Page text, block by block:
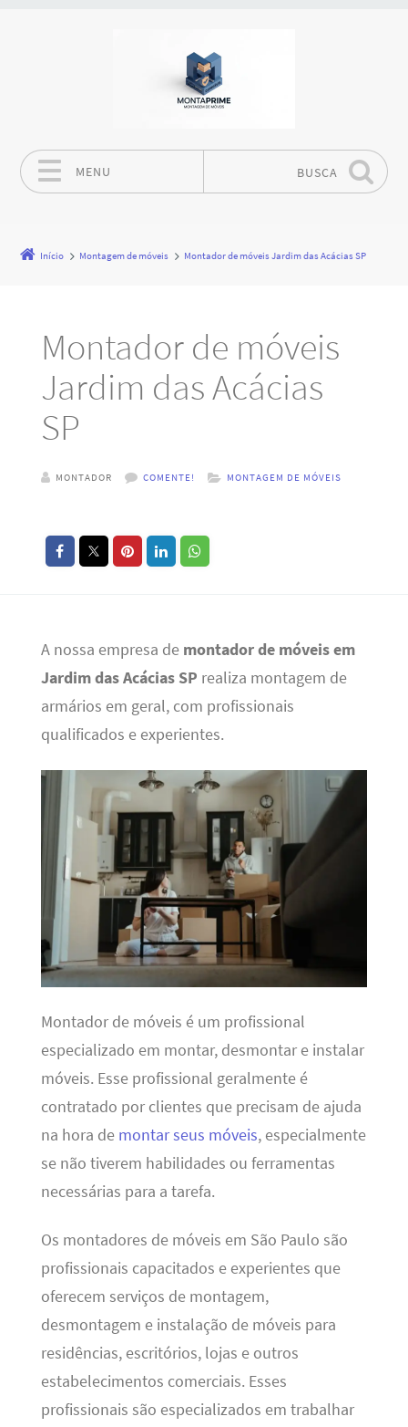
MENU BUSCA
Início Montagem de móveis Montador de móveis Jardim das Acácias SP
Montador de móveis
Jardim das Acácias
SP
MONTADOR COMENTE! MONTAGEM DE MÓVEIS
A nossa empresa de montador de móveis em
Jardim das Acácias SP realiza montagem de
armários em geral, com profissionais
qualificados e experientes.
Montador de móveis é um profissional
especializado em montar, desmontar e instalar
móveis. Esse profissional geralmente é
contratado por clientes que precisam de ajuda
na hora de montar seus móveis, especialmente
se não tiverem habilidades ou ferramentas
necessárias para a tarefa.
Os montadores de móveis em São Paulo são
profissionais capacitados e experientes que
oferecem serviços de montagem,
desmontagem e instalação de móveis para
residências, escritórios, lojas e outros
estabelecimentos comerciais. Esses
profissionais são especializados em trabalhar